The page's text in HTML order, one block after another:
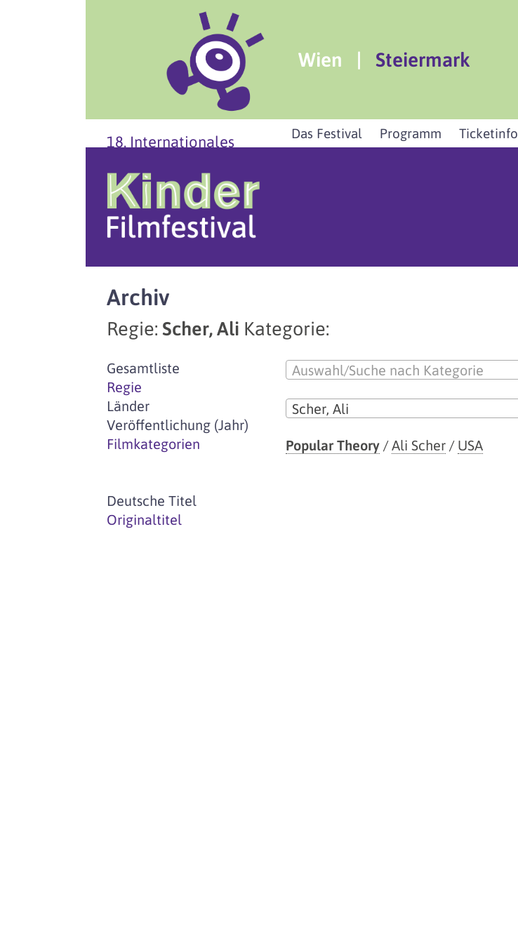
Wien | Steiermark
18. Internationales Das Festival Programm Ticketinfo
Archiv
Regie: Scher, Ali Kategorie:
Gesamtliste
Regie
Länder
Veröffentlichung (Jahr)
Filmkategorien
Deutsche Titel
Originaltitel
Auswahl/Suche nach Kategorie
Scher, Ali
Popular Theory / Ali Scher / USA